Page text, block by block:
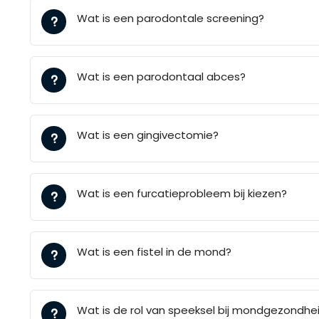
Wat is een parodontale screening?
Wat is een parodontaal abces?
Wat is een gingivectomie?
Wat is een furcatieprobleem bij kiezen?
Wat is een fistel in de mond?
Wat is de rol van speeksel bij